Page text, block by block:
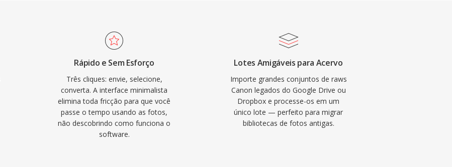
Rápido e Sem Esforço
Três cliques: envie, selecione,
converta. A interface minimalista
elimina toda fricção para que você
passe o tempo usando as fotos,
não descobrindo como funciona o
software.
Lotes Amigáveis para Acervo
Importe grandes conjuntos de raws
Canon legados do Google Drive ou
Dropbox e processe-os em um
único lote — perfeito para migrar
bibliotecas de fotos antigas.